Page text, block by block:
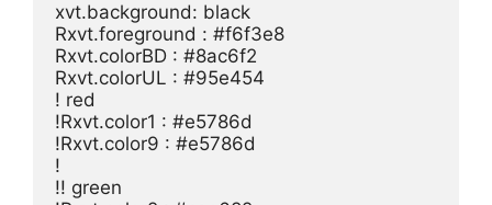
xvt.background: black
Rxvt.foreground : #f6f3e8
Rxvt.colorBD : #8ac6f2
Rxvt.colorUL : #95e454
! red
!Rxvt.color1 : #e5786d
!Rxvt.color9 : #e5786d
!
!! green